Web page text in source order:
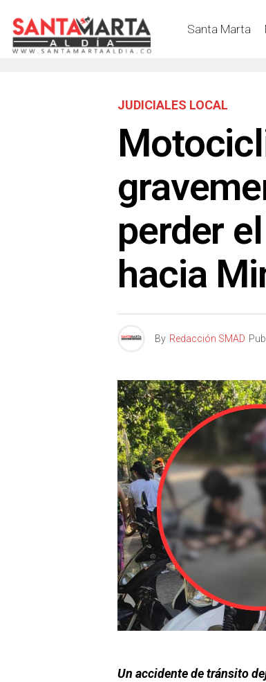
Santa Marta
JUDICIALES LOCAL
perder
hacia
By Redacción SMAD
Un accidente de tránsito